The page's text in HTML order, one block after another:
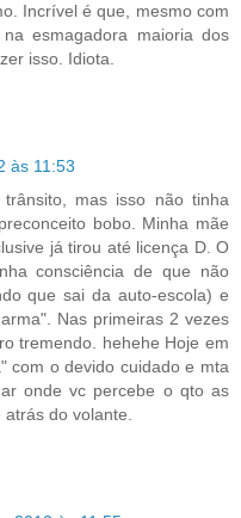
Incrível é que, mesmo com
esmagadora maioria dos
isso. Idiota.
às 11:53
mas isso não tinha
bobo. Minha mãe
já tirou até licença D. O
consciência de que não
que sai da auto-escola) e
Nas primeiras 2 vezes
tremendo. hehehe Hoje em
com o devido cuidado e mta
onde vc percebe o qto as
atrás do volante.